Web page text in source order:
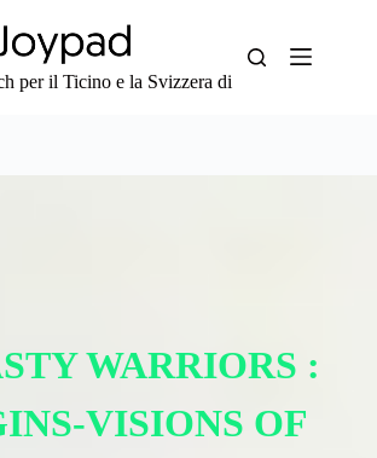
per il Ticino e la Svizzera di
WARRIORS :
VISIONS OF